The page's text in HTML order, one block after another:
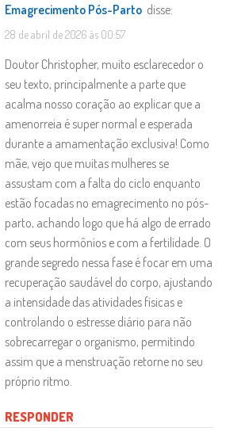
Emagrecimento Pós-Parto disse:
28 de abril de 2026 às 00:57
Doutor Christopher, muito esclarecedor o
seu texto, principalmente a parte que
acalma nosso coração ao explicar que a
amenorreia é super normal e esperada
durante a amamentação exclusiva! Como
mãe, vejo que muitas mulheres se
assustam com a falta do ciclo enquanto
estão focadas no emagrecimento no pós-
parto, achando logo que há algo de errado
com seus hormônios e com a fertilidade. O
grande segredo nessa fase é focar em uma
recuperação saudável do corpo, ajustando
a intensidade das atividades físicas e
controlando o estresse diário para não
sobrecarregar o organismo, permitindo
assim que a menstruação retorne no seu
próprio ritmo.
RESPONDER